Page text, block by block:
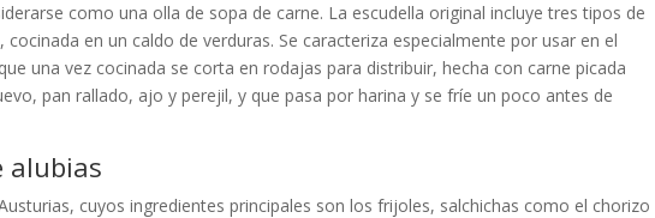
como una olla de sopa de carne. La escudella original incluye tres tipos de
en un caldo de verduras. Se caracteriza especialmente por usar en el
una vez cocinada se corta en rodajas para distribuir, hecha con carne picada
pan rallado, ajo y perejil, y que pasa por harina y se fríe un poco antes de
alubias
cuyos ingredientes principales son los frijoles, salchichas como el chorizo